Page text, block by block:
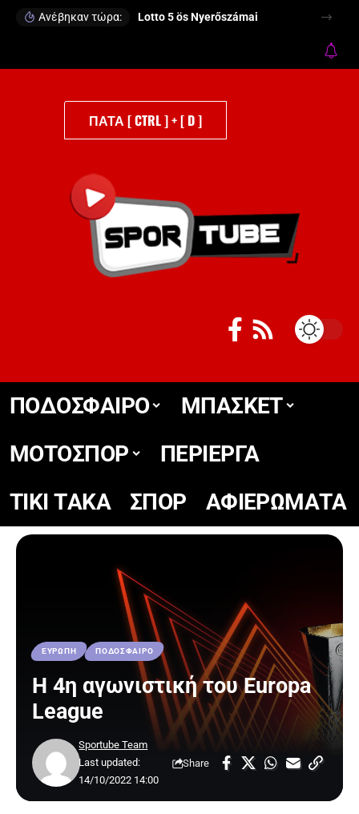
Ανέβηκαν τώρα: Lotto 5 ös Nyerőszámai
ΠΑΤΑ [ CTRL ] + [ D ]
ΠΟΔΟΣΦΑΙΡΟ
ΜΠΑΣΚΕΤ
ΜΟΤΟΣΠΟΡ
ΠΕΡΙΕΡΓΑ
TIKΙ TΑΚΑ
ΣΠΟΡ ΑΦΙΕΡΩΜΑΤΑ
ΕΥΡΩΠΗ ΠΟΔΟΣΦΑΙΡΟ
Η 4η αγωνιστική του Europa
League
Last updated:
14/10/2022 14:00
Sportube Team
Share